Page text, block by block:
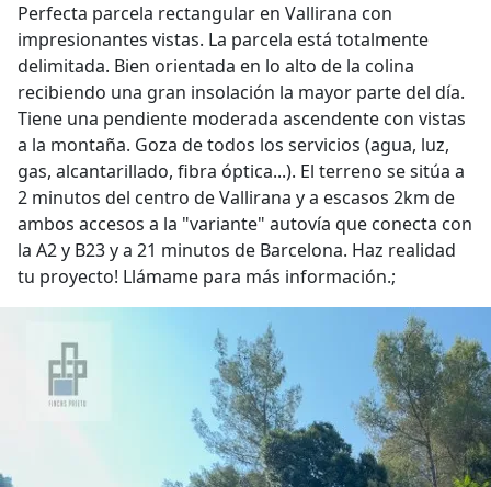
Perfecta parcela rectangular en Vallirana con
impresionantes vistas. La parcela está totalmente
delimitada. Bien orientada en lo alto de la colina
recibiendo una gran insolación la mayor parte del día.
Tiene una pendiente moderada ascendente con vistas
a la montaña. Goza de todos los servicios (agua, luz,
gas, alcantarillado, fibra óptica...). El terreno se sitúa a
2 minutos del centro de Vallirana y a escasos 2km de
ambos accesos a la "variante" autovía que conecta con
la A2 y B23 y a 21 minutos de Barcelona. Haz realidad
tu proyecto! Llámame para más información.;